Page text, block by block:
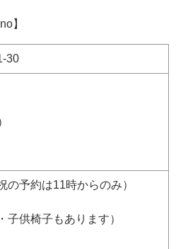
】
30
予約は11時からのみ）
子供椅子もあります）